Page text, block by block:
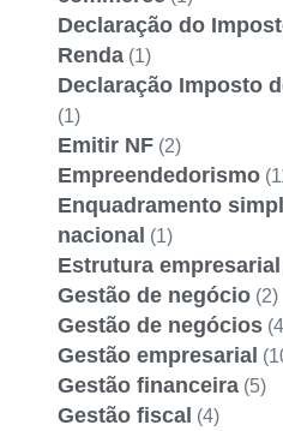
Declaração do
Renda(1)
Declaração Imposto
(1)
Emitir NF(2)
Empreendedorismo
Enquadramento
nacional (1)
Estrutura empresarial
Gestão de negócio(2)
Gestão de negócios
Gestão empresarial
Gestão financeira(5)
Gestão fiscal (4)